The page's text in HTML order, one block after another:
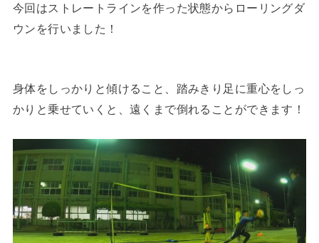
今回はストレートラインを作った状態からローリングダ
ウンを行いました！
身体をしっかりと傾けること、踏みきり足に重心をしっ
かりと乗せていくと、遠くまで倒れることができます！